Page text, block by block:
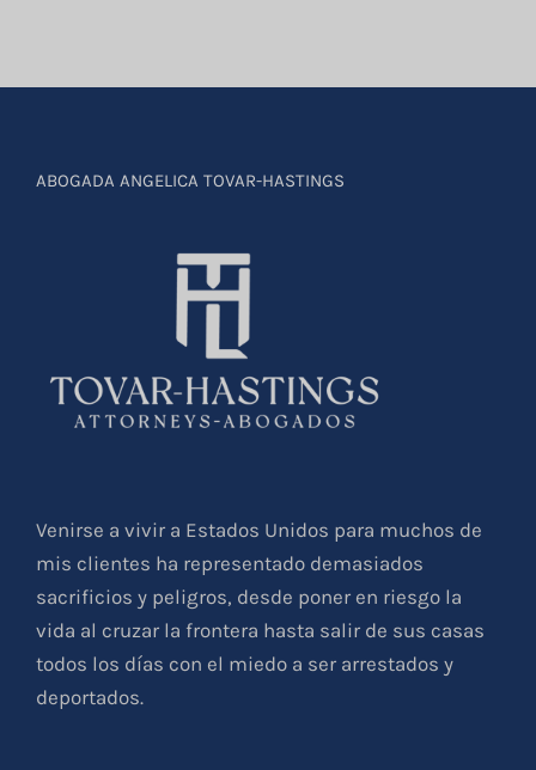
ABOGADA ANGELICA TOVAR-HASTINGS
Venirse a vivir a Estados Unidos para muchos de
mis clientes ha representado demasiados
sacrificios y peligros, desde poner en riesgo la
vida al cruzar la frontera hasta salir de sus casas
todos los días con el miedo a ser arrestados y
deportados.